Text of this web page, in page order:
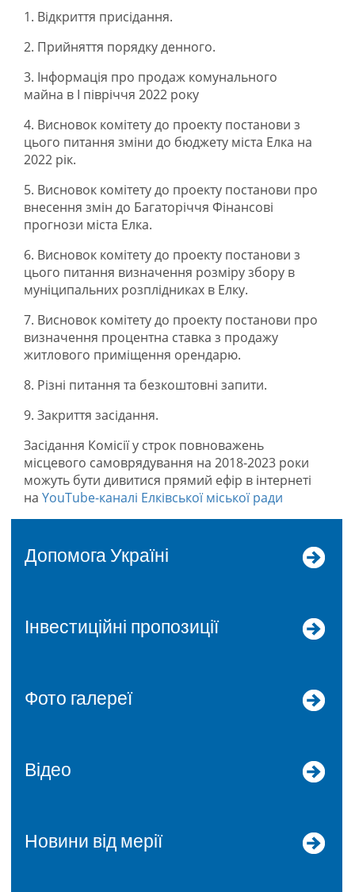
1. Відкриття присідання.
2. Прийняття порядку денного.
3. Інформація про продаж комунального
майна в І півріччя 2022 року
4. Висновок комітету до проекту постанови з
цього питання зміни до бюджету міста Елка на
2022 рік.
5. Висновок комітету до проекту постанови про
внесення змін до Багаторіччя Фінансові
прогнози міста Елка.
6. Висновок комітету до проекту постанови з
цього питання визначення розміру збору в
муніципальних розплідниках в Елку.
7. Висновок комітету до проекту постанови про
визначення процентна ставка з продажу
житлового приміщення орендарю.
8. Різні питання та безкоштовні запити.
9. Закриття засідання.
Засідання Комісії у строк повноважень
місцевого самоврядування на 2018-2023 роки
можуть бути дивитися прямий ефір в інтернеті
на YouTube-каналі Елківської міської ради
допомога Україні
Інвестиційні пропозиції
Фото галереї
Відео
Новини від мерії